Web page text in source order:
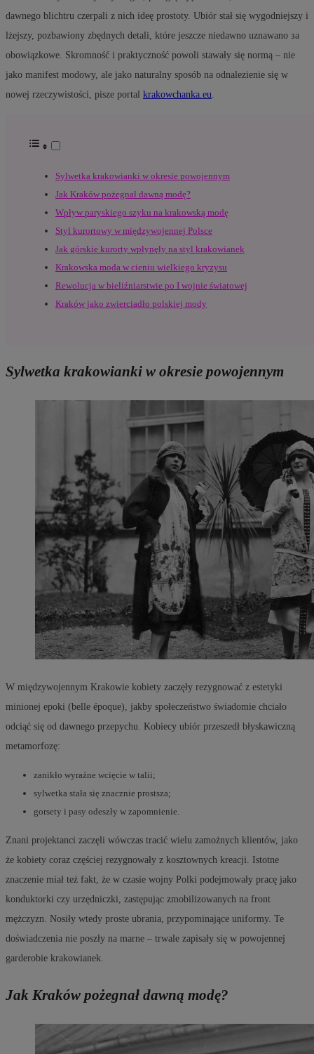
dawnego blichtru czerpali z nich ideę prostoty. Ubiór stał się wygodniejszy i
lżejszy, pozbawiony zbędnych detali, które jeszcze niedawno uznawano за
obowiązkowe. Skromność i praktyczność powoli stawały się normą – nie
jako manifest modowy, ale jako naturalny sposób na odnalezienie się w
nowej rzeczywistości, pisze portal krakowchanka.eu.
Sylwetka krakowianki w okresie powojennym
Jak Kraków pożegnał dawną modę?
Wpływ paryskiego szyku na krakowską modę
Styl kurortowy w międzywojennej Polsce
Jak górskie kurorty wpłynęły na styl krakowianek
Krakowska moda w cieniu wielkiego kryzysu
Rewolucja w bieliźniarstwie po I wojnie światowej
Kraków jako zwierciadło polskiej mody
Sylwetka krakowianki w okresie powojennym
W międzywojennym Krakowie kobiety zaczęły rezygnować z estetyki
minionej epoki (belle époque), jakby społeczeństwo świadomie chciało
odciąć się od dawnego przepychu. Kobiecy ubiór przeszedł błyskawiczną
metamorfozę:
zanikło wyraźne wcięcie w talii;
sylwetka stała się znacznie prostsza;
gorsety i pasy odeszły w zapomnienie.
Znani projektanci zaczęli wówczas tracić wielu zamożnych klientów, jako
że kobiety coraz częściej rezygnowały z kosztownych kreacji. Istotne
znaczenie miał też fakt, że w czasie wojny Polki podejmowały pracę jako
konduktorki czy urzędniczki, zastępując zmobilizowanych na front
mężczyzn. Nosiły wtedy proste ubrania, przypominające uniformy. Te
doświadczenia nie poszły na marne – trwale zapisały się w powojennej
garderobie krakowianek.
Jak Kraków pożegnał dawną modę?